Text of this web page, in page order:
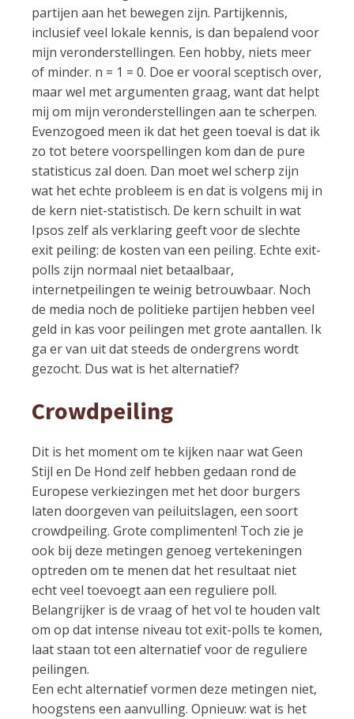
partijen aan het bewegen zijn. Partijkennis,
inclusief veel lokale kennis, is dan bepalend voor
mijn veronderstellingen. Een hobby, niets meer
of minder. n = 1 = 0. Doe er vooral sceptisch over,
maar wel met argumenten graag, want dat helpt
mij om mijn veronderstellingen aan te scherpen.
Evenzogoed meen ik dat het geen toeval is dat ik
zo tot betere voorspellingen kom dan de pure
statisticus zal doen. Dan moet wel scherp zijn
wat het echte probleem is en dat is volgens mij in
de kern niet-statistisch. De kern schuilt in wat
Ipsos zelf als verklaring geeft voor de slechte
exit peiling: de kosten van een peiling. Echte exit-
polls zijn normaal niet betaalbaar,
internetpeilingen te weinig betrouwbaar. Noch
de media noch de politieke partijen hebben veel
geld in kas voor peilingen met grote aantallen. Ik
ga er van uit dat steeds de ondergrens wordt
gezocht. Dus wat is het alternatief?
Crowdpeiling
Dit is het moment om te kijken naar wat Geen
Stijl en De Hond zelf hebben gedaan rond de
Europese verkiezingen met het door burgers
laten doorgeven van peiluitslagen, een soort
crowdpeiling. Grote complimenten! Toch zie je
ook bij deze metingen genoeg vertekeningen
optreden om te menen dat het resultaat niet
echt veel toevoegt aan een reguliere poll.
Belangrijker is de vraag of het vol te houden valt
om op dat intense niveau tot exit-polls te komen,
laat staan tot een alternatief voor de reguliere
peilingen.
Een echt alternatief vormen deze metingen niet,
hoogstens een aanvulling. Opnieuw: wat is het